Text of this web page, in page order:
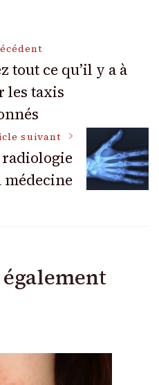
tout ce qu’il y a à
les taxis
suivant
radiologie
médecine